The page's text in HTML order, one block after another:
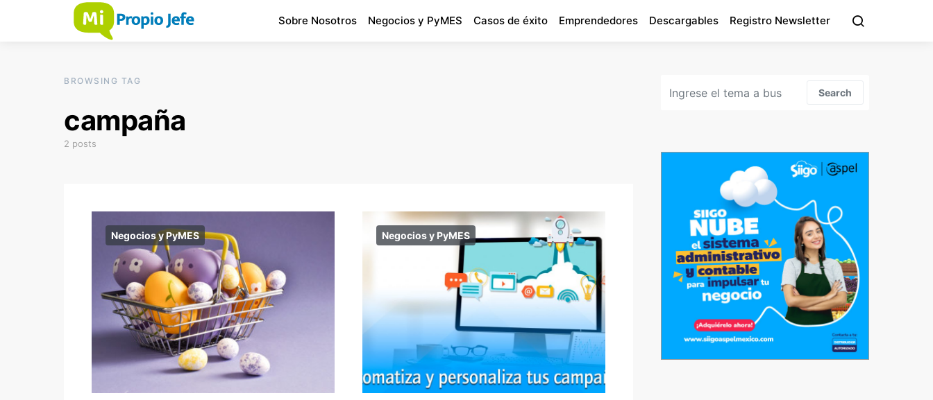
Sobre Nosotros Negocios y PyMES Casos de éxito Emprendedores Descargables Registro Newsletter
BROWSING TAG
campaña
2 posts
Negocios y PyMES Negocios y PyMES
Search